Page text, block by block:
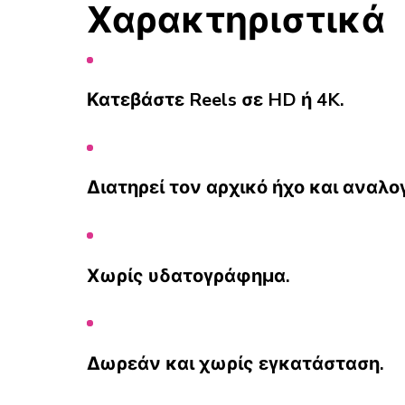
Χαρακτηριστικά
Κατεβάστε Reels σε HD ή 4K.
Διατηρεί τον αρχικό ήχο και
Χωρίς υδατογράφημα.
Δωρεάν και χωρίς εγκατάσταση.